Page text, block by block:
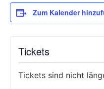
Zum Kalender
Tickets
Tickets sind nicht